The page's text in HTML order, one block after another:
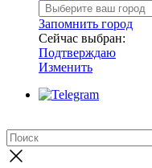
Запомнить город
Сейчас выбран:
Подтверждаю
Изменить